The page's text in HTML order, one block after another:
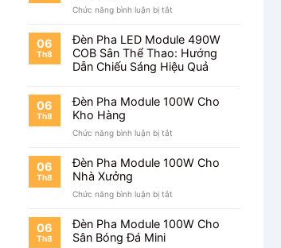
Chức năng bình luận bị tắt
Driver
Đèn
Pha
100W
Dễ
06
Th8
Đèn Pha LED Module 490W
COB Sân Thể Thao: Hướng
Dẫn Chiếu Sáng Hiệu Quả
06
Th8
Đèn Pha Module 100W Cho
Kho Hàng
Chức năng bình luận bị tắt
Pha
Module
Hàng
06
Th8
Đèn Pha Module 100W Cho
Nhà Xưởng
Chức năng bình luận bị tắt
Pha
Module
06
Th8
Đèn Pha Module 100W Cho
Sân Bóng Đá Mini